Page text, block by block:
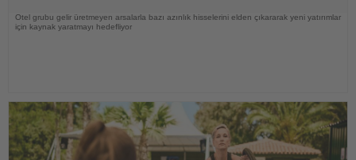
Otel grubu gelir üretmeyen arsalarla bazı azınlık hisselerini elden çıkararak yeni yatırımlar
için kaynak yaratmayı hedefliyor